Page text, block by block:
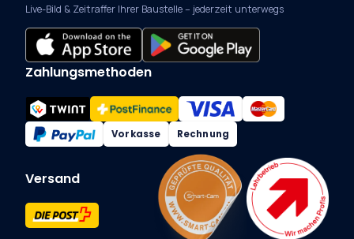
Live-Bild & Zeitraffer Ihrer Baustelle – jederzeit unterwegs
Zahlungsmethoden
Vorkasse Rechnung
Versand